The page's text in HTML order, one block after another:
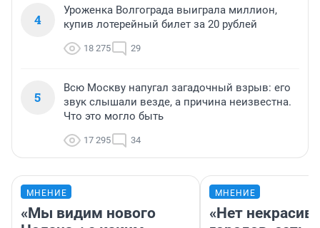
4
Уроженка Волгограда выиграла миллион,
купив лотерейный билет за 20 рублей
18 275 29
5
Всю Москву напугал загадочный взрыв: его
звук слышали везде, а причина неизвестна.
Что это могло быть
17 295 34
МНЕНИЕ
«Мы видим нового
МНЕНИЕ
«Нет